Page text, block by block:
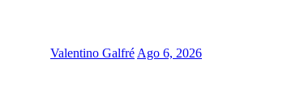
Valentino Galfré Ago 6, 2026